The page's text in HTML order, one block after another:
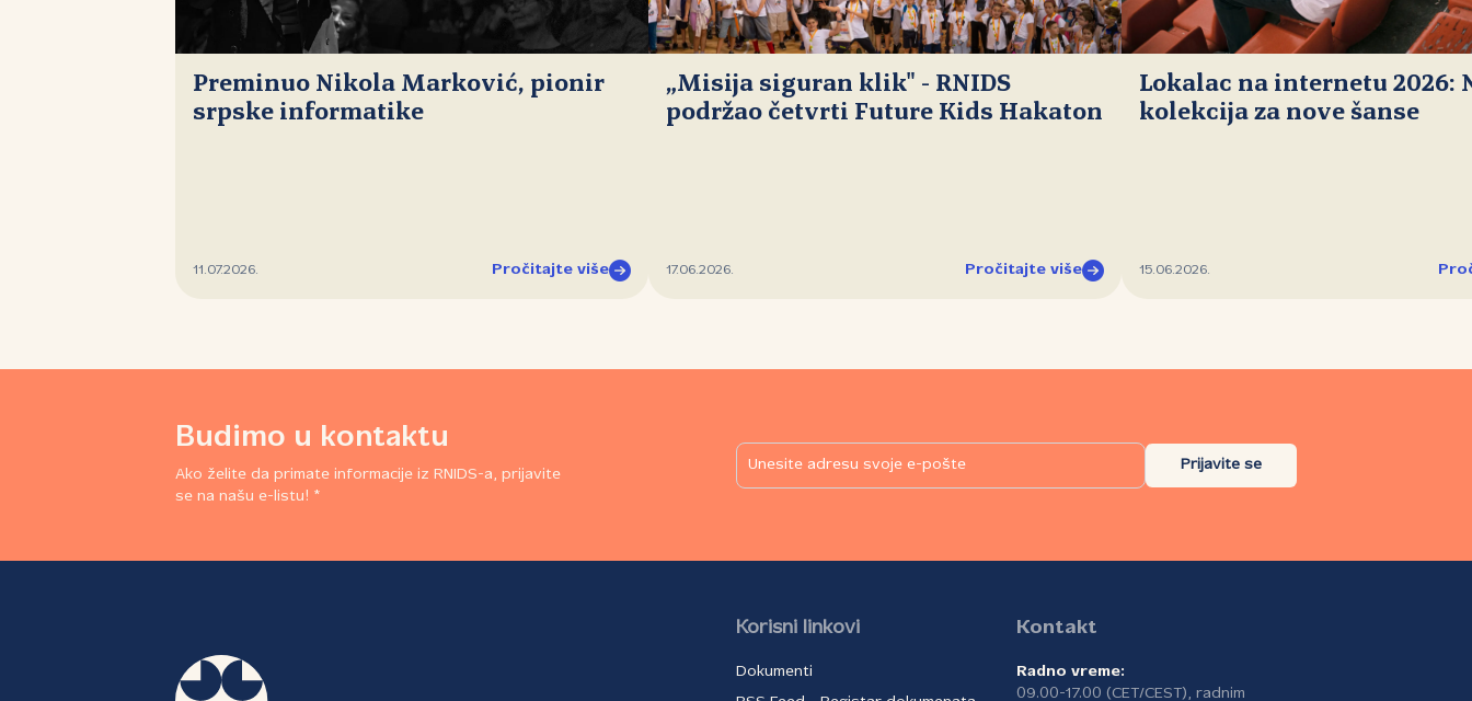
Preminuo Nikola Marković, pionir
srpske informatike
11.07.2026. Pročitajte više
„Misija siguran klik" - RNIDS
podržao četvrti Future Kids Hakaton
17.06.2026. Pročitajte više
Lokalac na internetu 2026:
kolekcija za nove šanse
15.06.2026.
Budimo u kontaktu
Ako želite da primate informacije iz RNIDS-a, prijavite
se na našu e-listu! *
Prijavite se
Korisni linkovi
Dokumenti
Kontakt
Radno vreme:
09.00-17.00 (CET/CEST), radnim